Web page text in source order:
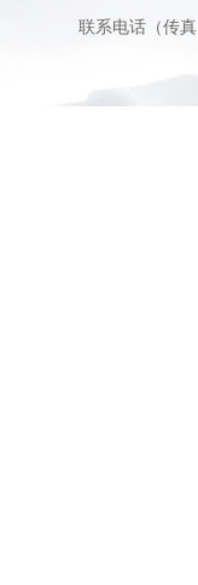
联系电话（传真